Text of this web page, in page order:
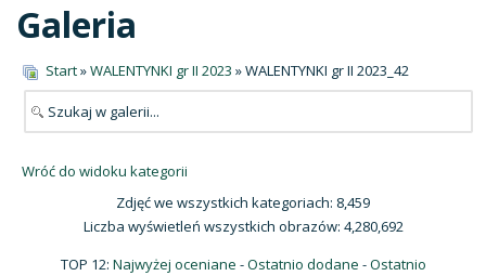
Galeria
Start»WALENTYNKI gr II 2023 » WALENTYNKI gr II 2023_42
Wróć do widoku kategorii
Zdjęć we wszystkich kategoriach: 8,459
Liczba wyświetleń wszystkich obrazów: 4,280,692
TOP 12: Najwyżej oceniane -Ostatnio dodane -Ostatnio